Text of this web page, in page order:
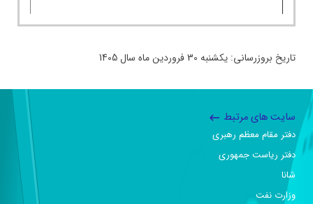
تاریخ بروزرسانی: یکشنبه 30 فروردین ماه سال 1405
سایت های مرتبط
دفتر مقام معظم رهبری
دفتر ریاست جمهوری
شانا
وزارت نفت